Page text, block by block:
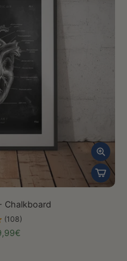
Chalkboard
(108)